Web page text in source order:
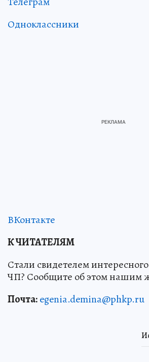
Одноклассники
ВКонтакте
К ЧИТАТЕЛЯМ
Стали свидетелем
ЧП? Сообщите об этом нашим
Почта:egenia.demina@phkp.ru